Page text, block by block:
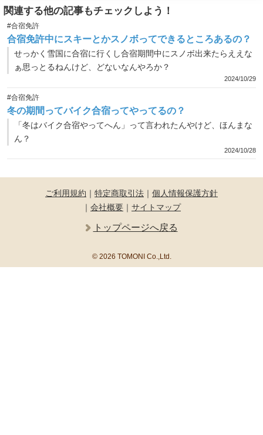
関連する他の記事もチェックしよう！
#合宿免許
合宿免許中にスキーとかスノボってできるところあるの？
せっかく雪国に合宿に行くし合宿期間中にスノボ出来たらええな
ぁ思っとるねんけど、どないなんやろか？
2024/10/29
#合宿免許
冬の期間ってバイク合宿ってやってるの？
「冬はバイク合宿やってへん」って言われたんやけど、ほんまな
ん？
2024/10/28
ご利用規約 ｜ 特定商取引法 ｜ 個人情報保護方針
｜ 会社概要 ｜ サイトマップ
トップページへ戻る
© 2026 TOMONI Co.,Ltd.